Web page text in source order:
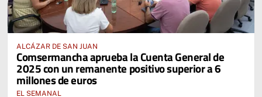
ALCÁZAR DE SAN JUAN
Comsermancha aprueba la Cuenta General de
2025 con un remanente positivo superior a 6
millones de euros
EL SEMANAL